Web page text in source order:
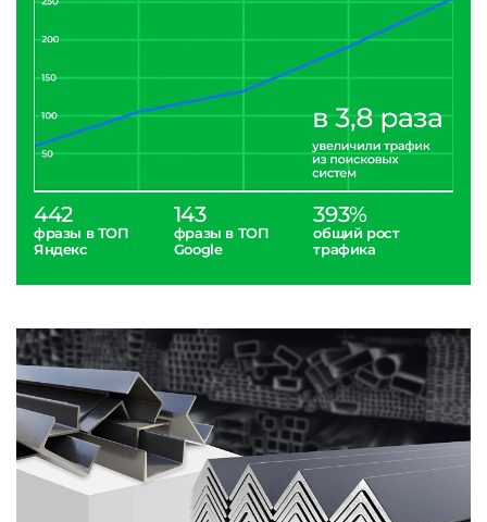
442
фразы в ТОП
Яндекс
143
фразы в ТОП
Google
393%
общий рост
трафика